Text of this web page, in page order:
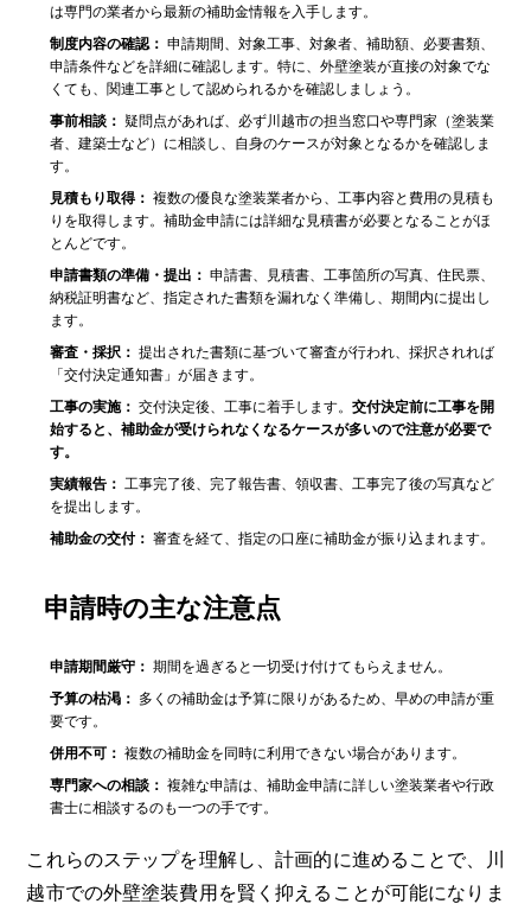
は専門の業者から最新の補助金情報を入手します。
制度内容の確認： 申請期間、対象工事、対象者、補助額、必要書類、
申請条件などを詳細に確認します。特に、外壁塗装が直接の対象でな
くても、関連工事として認められるかを確認しましょう。
事前相談： 疑問点があれば、必ず川越市の担当窓口や専門家（塗装業
者、建築士など）に相談し、自身のケースが対象となるかを確認しま
す。
見積もり取得： 複数の優良な塗装業者から、工事内容と費用の見積も
りを取得します。補助金申請には詳細な見積書が必要となることがほ
とんどです。
申請書類の準備・提出： 申請書、見積書、工事箇所の写真、住民票、
納税証明書など、指定された書類を漏れなく準備し、期間内に提出し
ます。
審査・採択： 提出された書類に基づいて審査が行われ、採択されれば
「交付決定通知書」が届きます。
工事の実施： 交付決定後、工事に着手します。交付決定前に工事を開
始すると、補助金が受けられなくなるケースが多いので注意が必要で
す。
実績報告： 工事完了後、完了報告書、領収書、工事完了後の写真など
を提出します。
補助金の交付： 審査を経て、指定の口座に補助金が振り込まれます。
申請時の主な注意点
申請期間厳守： 期間を過ぎると一切受け付けてもらえません。
予算の枯渇： 多くの補助金は予算に限りがあるため、早めの申請が重
要です。
併用不可： 複数の補助金を同時に利用できない場合があります。
専門家への相談： 複雑な申請は、補助金申請に詳しい塗装業者や行政
書士に相談するのも一つの手です。
これらのステップを理解し、計画的に進めることで、川
越市での外壁塗装費用を賢く抑えることが可能になりま